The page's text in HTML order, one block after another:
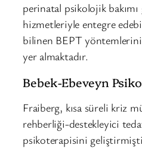
perinatal psikolojik bakımı
hizmetleriyle entegre
bilinen BEPT
yer almaktadır.
Bebek-Ebeveyn
Fraiberg, kısa süreli kriz
rehberliği-destekleyici
psikoterapisini